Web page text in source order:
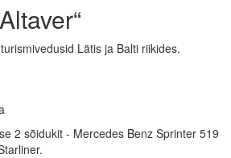
Lätis ja Balti riikides.
2 sõidukit - Mercedes Benz Sprinter 519